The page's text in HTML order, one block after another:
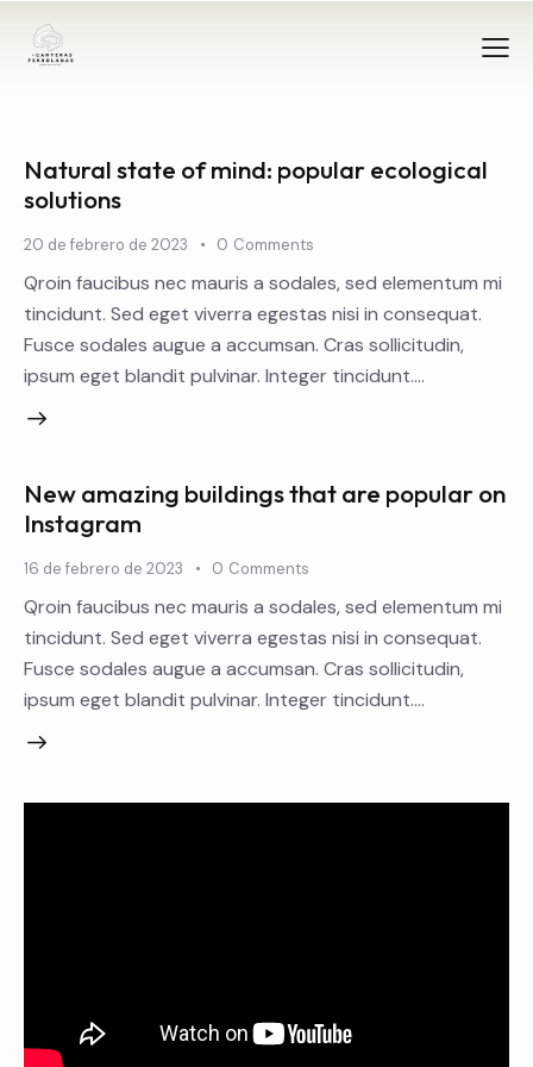
Natural state of mind: popular ecological
solutions
20 de febrero de 2023 0 Comments
Qroin faucibus nec mauris a sodales, sed elementum mi
tincidunt. Sed eget viverra egestas nisi in consequat.
Fusce sodales augue a accumsan. Cras sollicitudin,
ipsum eget blandit pulvinar. Integer tincidunt.…
New amazing buildings that are popular on
Instagram
16 de febrero de 2023 0 Comments
Qroin faucibus nec mauris a sodales, sed elementum mi
tincidunt. Sed eget viverra egestas nisi in consequat.
Fusce sodales augue a accumsan. Cras sollicitudin,
ipsum eget blandit pulvinar. Integer tincidunt.…